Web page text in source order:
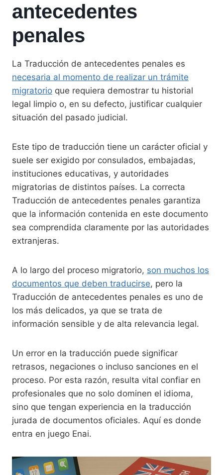
antecedentes
penales
La Traducción de antecedentes penales es
necesaria al momento de realizar un trámite
migratorio que requiera demostrar tu historial
legal limpio o, en su defecto, justificar cualquier
situación del pasado judicial.
Este tipo de traducción tiene un carácter oficial y
suele ser exigido por consulados, embajadas,
instituciones educativas, y autoridades
migratorias de distintos países. La correcta
Traducción de antecedentes penales garantiza
que la información contenida en este documento
sea comprendida claramente por las autoridades
extranjeras.
A lo largo del proceso migratorio, son muchos los
documentos que deben traducirse, pero la
Traducción de antecedentes penales es uno de
los más delicados, ya que se trata de
información sensible y de alta relevancia legal.
Un error en la traducción puede significar
retrasos, negaciones o incluso sanciones en el
proceso. Por esta razón, resulta vital confiar en
profesionales que no solo dominen el idioma,
sino que tengan experiencia en la traducción
jurada de documentos oficiales. Aquí es donde
entra en juego Enai.